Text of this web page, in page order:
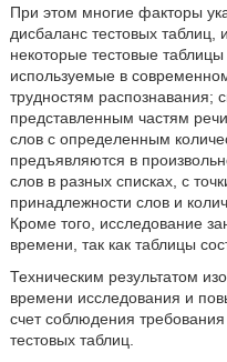
При этом многие факторы
дисбаланс тестовых таблиц,
некоторые тестовые
используемые в
трудностям распознавания;
представленным частям
слов с определенным
предъявляются в
слов в разных списках, с
принадлежности слов и
Кроме того, исследование
времени, так как таблицы
Техническим результатом
времени исследования и
счет соблюдения
тестовых таблиц.